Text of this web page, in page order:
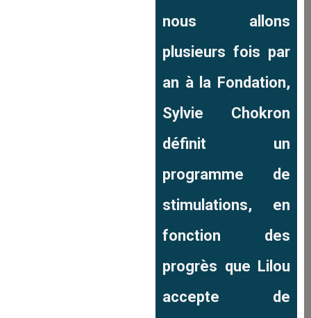
nous allons
plusieurs fois par
an à la Fondation,
Sylvie Chokron
définit un
programme de
stimulations, en
fonction des
progrès que Lilou
accepte de